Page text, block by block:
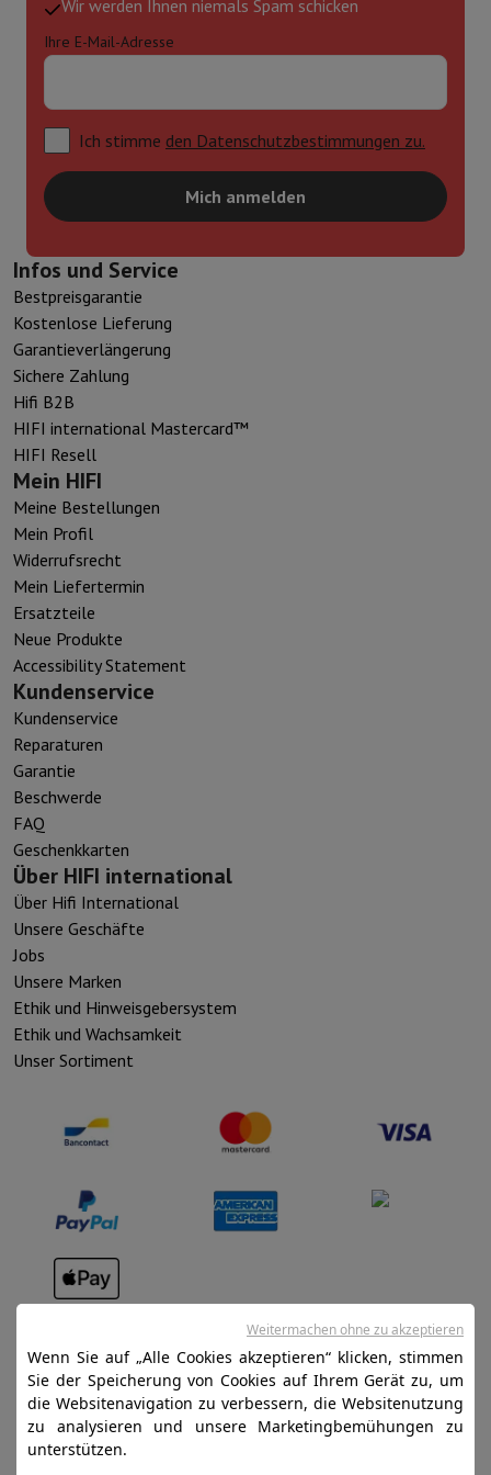
Wir werden Ihnen niemals Spam schicken
Ihre E-Mail-Adresse
Ich stimme den Datenschutzbestimmungen zu.
Mich anmelden
Infos und Service
Bestpreisgarantie
Kostenlose Lieferung
Garantieverlängerung
Sichere Zahlung
Hifi B2B
HIFI international Mastercard™
HIFI Resell
Mein HIFI
Meine Bestellungen
Mein Profil
Widerrufsrecht
Mein Liefertermin
Ersatzteile
Neue Produkte
Accessibility Statement
Kundenservice
Kundenservice
Reparaturen
Garantie
Beschwerde
FAQ
Geschenkkarten
Über HIFI international
Über Hifi International
Unsere Geschäfte
Jobs
Unsere Marken
Ethik und Hinweisgebersystem
Ethik und Wachsamkeit
Unser Sortiment
Datenschutz
Disclaimer
Cookies
Wenn Sie auf „Alle Cookies akzeptieren“ klicken, stimmen
Sie der Speicherung von Cookies auf Ihrem Gerät zu, um
die Websitenavigation zu verbessern, die Websitenutzung
zu analysieren und unsere Marketingbemühungen zu
unterstützen.
Weitermachen ohne zu akzeptieren